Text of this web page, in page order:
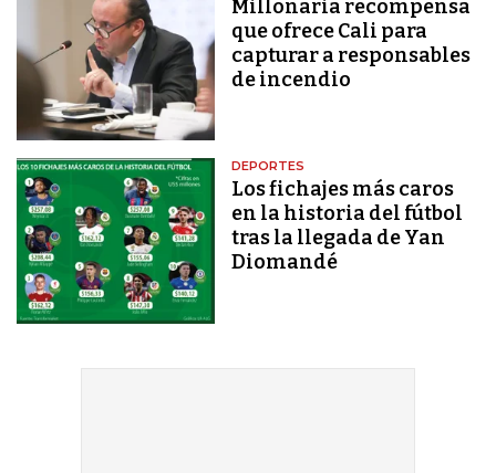
Millonaria recompensa
que ofrece Cali para
capturar a responsables
de incendio
DEPORTES
Los fichajes más caros
en la historia del fútbol
tras la llegada de Yan
Diomandé